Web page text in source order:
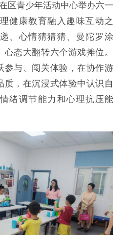
区青少年活动中心举办六一
健康教育融入趣味互动之
、心情猜猜猜、曼陀罗涂
态大翻转六个游戏摊位。
参与、闯关体验，在协作游
质，在沉浸式体验中认识自
绪调节能力和心理抗压能